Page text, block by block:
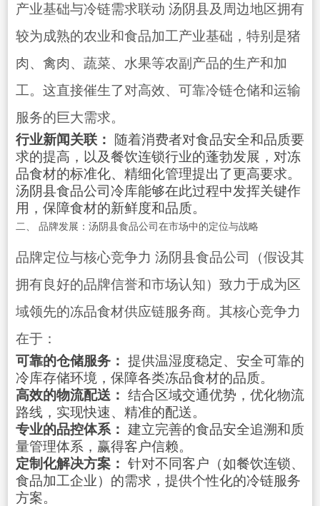
产业基础与冷链需求联动 汤阴县及周边地区拥有
较为成熟的农业和食品加工产业基础，特别是猪
肉、禽肉、蔬菜、水果等农副产品的生产和加
工。这直接催生了对高效、可靠冷链仓储和运输
服务的巨大需求。
行业新闻关联：
随着消费者对食品安全和品质要
求的提高，以及餐饮连锁行业的蓬勃发展，对冻
品食材的标准化、精细化管理提出了更高要求。
汤阴县食品公司冷库能够在此过程中发挥关键作
用，保障食材的新鲜度和品质。
二、 品牌发展：汤阴县食品公司在市场中的定位与战略
品牌定位与核心竞争力 汤阴县食品公司（假设其
拥有良好的品牌信誉和市场认知）致力于成为区
域领先的冻品食材供应链服务商。其核心竞争力
在于：
可靠的仓储服务： 提供温湿度稳定、安全可靠的
冷库存储环境，保障各类冻品食材的品质。
高效的物流配送： 结合区域交通优势，优化物流
路线，实现快速、精准的配送。
专业的品控体系： 建立完善的食品安全追溯和质
量管理体系，赢得客户信赖。
定制化解决方案： 针对不同客户（如餐饮连锁、
食品加工企业）的需求，提供个性化的冷链服务
方案。